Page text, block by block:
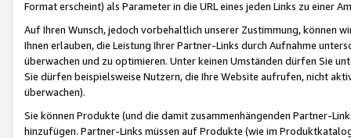
Format erscheint) als Parameter in die URL eines jeden Links zu einer
Auf Ihren Wunsch, jedoch vorbehaltlich unserer Zustimmung, können
Ihnen erlauben, die Leistung Ihrer Partner-Links durch Aufnahme
überwachen und zu optimieren. Unter keinen Umständen dürfen Sie
Sie dürfen beispielsweise Nutzern, die Ihre Website aufrufen, nicht
überwachen).
Sie können Produkte (und die damit zusammenhängenden Partner-
hinzufügen. Partner-Links müssen auf Produkte (wie im